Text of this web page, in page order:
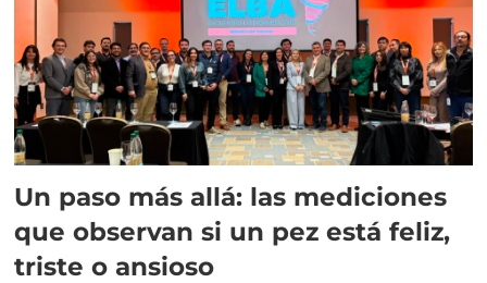
Un paso más allá: las mediciones
que observan si un pez está feliz,
triste o ansioso